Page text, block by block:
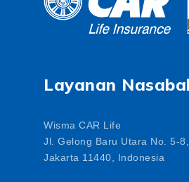
Layanan
Wisma CAR Life
Jl. Gelong Baru Utara No. 5-8,
Jakarta 11440, Indonesia